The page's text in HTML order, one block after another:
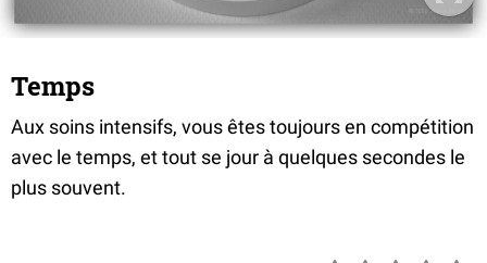
Temps
Aux soins intensifs, vous êtes toujours en compétition
avec le temps, et tout se jour à quelques secondes le
plus souvent.